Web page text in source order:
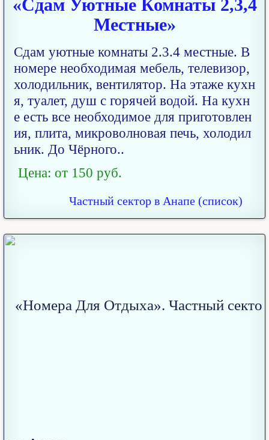
«Сдам Уютные Комнаты 2,3,4
Местные»
Сдам уютные комнаты 2.3.4 местные. В
номере необходимая мебель, телевизор,
холодильник, вентилятор. На этаже кухн
я, туалет, душ с горячей водой. На кухн
е есть все необходимое для приготовлен
ия, плита, микроволновая печь, холодил
ьник. До Чёрного..
Цена: от 150 руб.
Частный сектор в Анапе (список)